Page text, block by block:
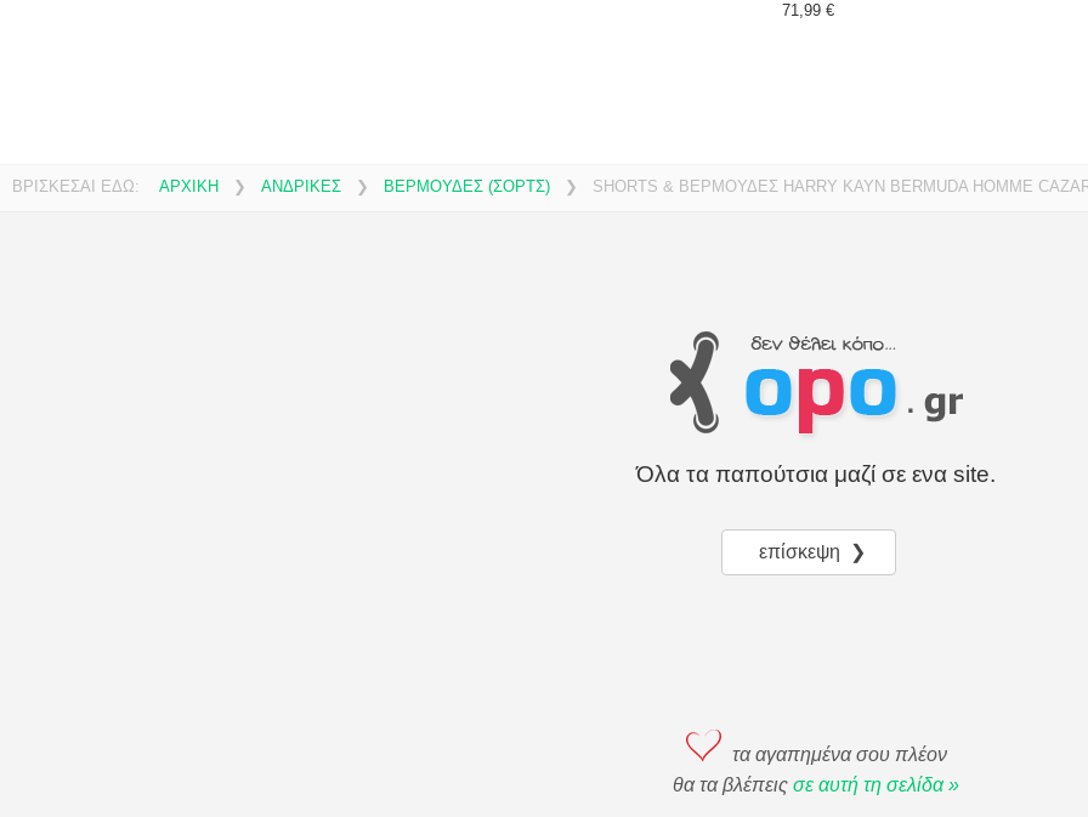
71,99 €
ΒΡΙΣΚΕΣΑΙ ΕΔΩ: ΑΡΧΙΚΗ ❯ ΑΝΔΡΙΚΕΣ ❯ ΒΕΡΜΟΥΔΕΣ (ΣΟΡΤΣ) ❯ SHORTS & ΒΕΡΜΟΥΔΕΣ HARRY KAYN BERMUDA HOMME
Όλα τα παπούτσια μαζί σε ενα site.
επίσκεψη ❯
τα αγαπημένα σου πλέον
θα τα βλέπεις σε αυτή τη σελίδα »